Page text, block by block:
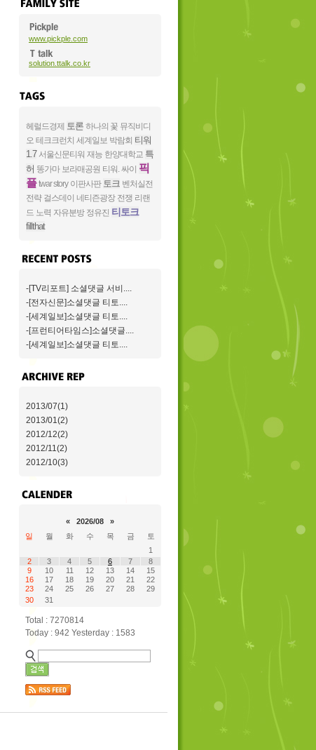
www.pickple.com
solution.ttalk.co.kr
헤럴드경제 토론 하나의 꽃 뮤직비디
오 테크크런치 세계일보 박람회 티워
1.7 서울신문티워 재능 한양대학교 특
허 똥가마 보라매공원 티워. 싸이 픽
플 twar story 이판사판 토크 벤처실전
전략 걸스데이 네티즌광장 전쟁 리랜
드 노력 자유분방 정유진 티토크
fillthat
-[TV리포트] 소셜댓글 서비....
-[전자신문]소셜댓글 티토....
-[세계일보]소셜댓글 티토....
-[프런티어타임스]소셜댓글....
-[세계일보]소셜댓글 티토....
2013/07(1)
2013/01(2)
2012/12(2)
2012/11(2)
2012/10(3)
« 2026/08
»
일
월 화 수 목 금
토
1
2
3 4 5 6 7
8
9
10 11 12 13 14
15
16
17 18 19 20 21
22
23
24 25 26 27 28
29
30
31
Total : 7270814
Today : 942 Yesterday : 1583